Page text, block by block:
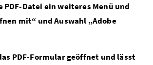
PDF-Datei ein weiteres Menü und
mit“ und Auswahl „Adobe
PDF-Formular geöffnet und lässt